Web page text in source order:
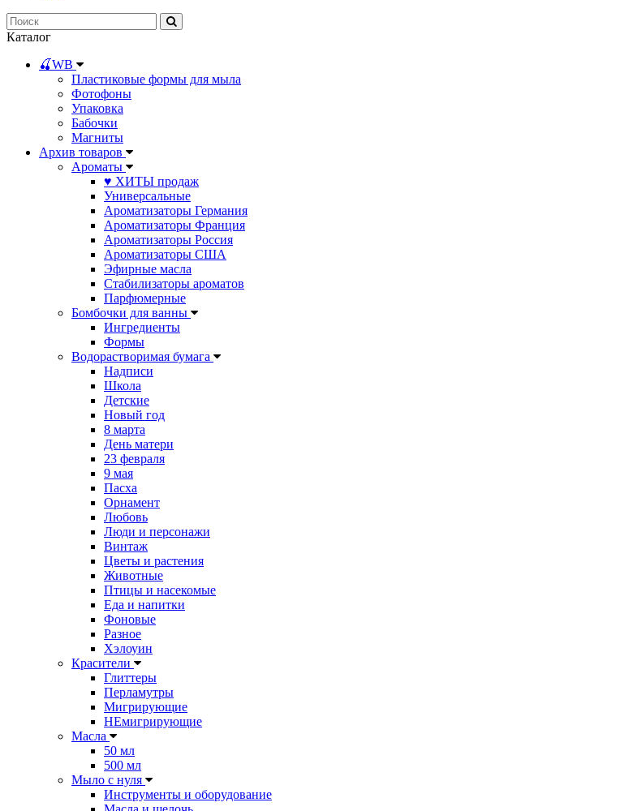
Каталог
🍒WB
Пластиковые формы для мыла
Фотофоны
Упаковка
Бабочки
Магниты
Архив товаров
Ароматы
♥ ХИТЫ продаж
Универсальные
Ароматизаторы Германия
Ароматизаторы Франция
Ароматизаторы Россия
Ароматизаторы США
Эфирные масла
Стабилизаторы ароматов
Парфюмерные
Бомбочки для ванны
Ингредиенты
Формы
Водорастворимая бумага
Надписи
Школа
Детские
Новый год
8 марта
День матери
23 февраля
9 мая
Пасха
Орнамент
Любовь
Люди и персонажи
Винтаж
Цветы и растения
Животные
Птицы и насекомые
Еда и напитки
Фоновые
Разное
Хэлоуин
Красители
Глиттеры
Перламутры
Мигрирующие
НЕмигрирующие
Масла
50 мл
500 мл
Мыло с нуля
Инструменты и оборудование